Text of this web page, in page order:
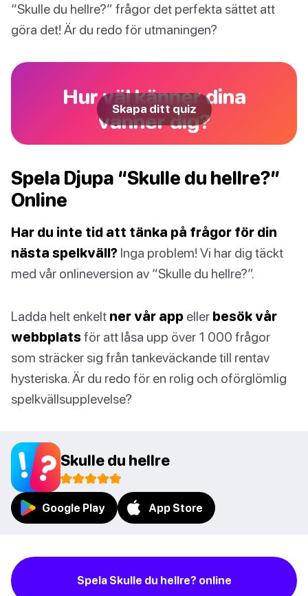
“Skulle du hellre?” frågor det perfekta sättet att
göra det! Är du redo för utmaningen?
Hur väl känner dina
vänner dig?
Skapa ditt quiz
Spela Djupa “Skulle du hellre?”
Online
Har du inte tid att tänka på frågor för din
nästa spelkväll? Inga problem! Vi har dig täckt
med vår onlineversion av “Skulle du hellre?”.
Ladda helt enkelt ner vår app eller besök vår
webbplatsför att låsa upp över 1 000 frågor
som sträcker sig från tankeväckande till rentav
hysteriska. Är du redo för en rolig och oförglömlig
spelkvällsupplevelse?
Skulle du hellre
Google Play App Store
Spela Skulle du hellre? online